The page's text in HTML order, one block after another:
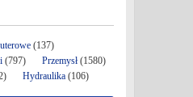
(137)
(797) Przemysł(1580)
Hydraulika (106)